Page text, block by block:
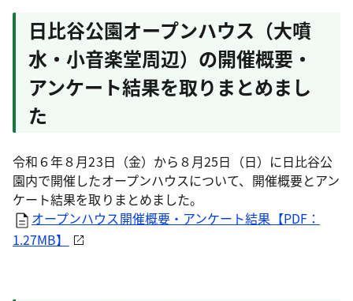
日比谷公園オープンハウス（大噴
水・小音楽堂周辺）の開催概要・
アンケート結果を取りまとめまし
た
令和６年８月23日（金）から８月25日（日）に日比谷公
園内で開催したオープンハウスについて、開催概要とアン
ケート結果を取りまとめました。
オープンハウス開催概要・アンケート結果【PDF：
1.27MB】